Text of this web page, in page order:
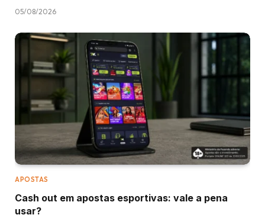
05/08/2026
APOSTAS
Cash out em apostas esportivas: vale a pena
usar?